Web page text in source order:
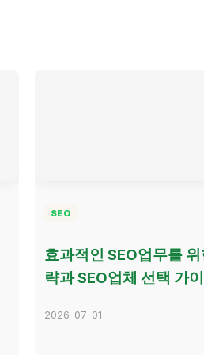
SEO
효과적인 SEO업무를 위
략과 SEO업체 선택 가
2026-07-01